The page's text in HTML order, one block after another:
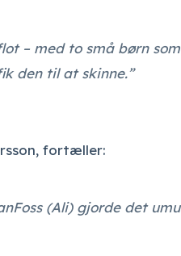
– med to små børn
den til at skinne.”
fortæller:
(Ali) gjorde det